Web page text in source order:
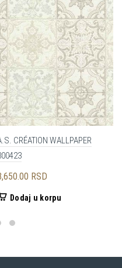
CRÉATION WALLPAPER
RSD
Dodaj u korpu